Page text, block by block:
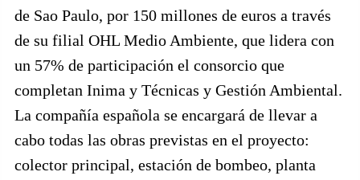
de Sao Paulo, por 150 millones de euros a través
de su filial OHL Medio Ambiente, que lidera con
un 57% de participación el consorcio que
completan Inima y Técnicas y Gestión Ambiental.
La compañía española se encargará de llevar a
cabo todas las obras previstas en el proyecto:
colector principal, estación de bombeo, planta